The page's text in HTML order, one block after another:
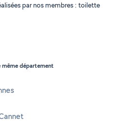
par nos membres : toilette
même département